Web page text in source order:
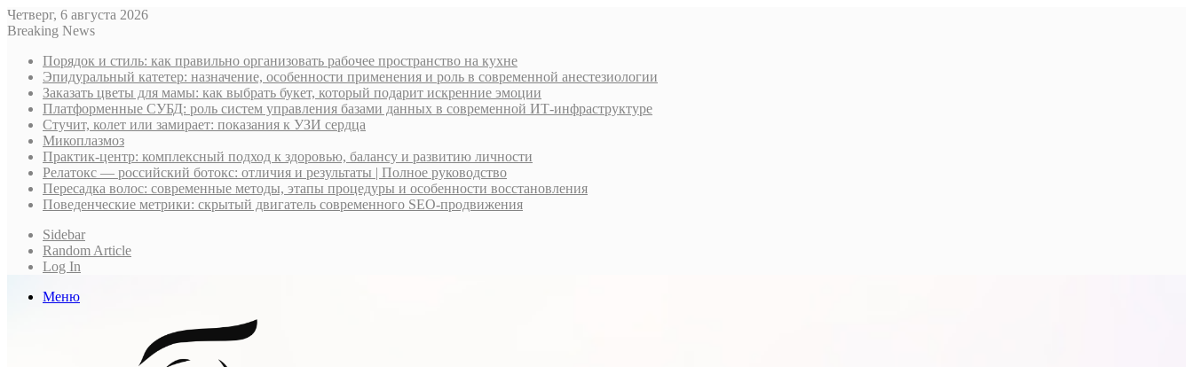
Четверг, 6 августа 2026
Breaking News
Порядок и стиль: как правильно организовать рабочее пространство на кухне
Эпидуральный катетер: назначение, особенности применения и роль в современной анестезиологии
Заказать цветы для мамы: как выбрать букет, который подарит искренние эмоции
Платформенные СУБД: роль систем управления базами данных в современной ИТ-инфраструктуре
Стучит, колет или замирает: показания к УЗИ сердца
Микоплазмоз
Практик-центр: комплексный подход к здоровью, балансу и развитию личности
Релатокс — российский ботокс: отличия и результаты | Полное руководство
Пересадка волос: современные методы, этапы процедуры и особенности восстановления
Поведенческие метрики: скрытый двигатель современного SEO-продвижения
Sidebar
Random Article
Log In
Меню